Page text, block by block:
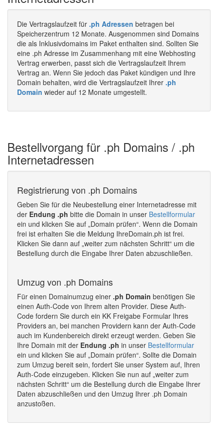
Die Vertragslaufzeit für .ph Adressen betragen bei
Speicherzentrum 12 Monate. Ausgenommen sind Domains
die als Inklusivdomains im Paket enthalten sind. Sollten Sie
eine .ph Adresse im Zusammenhang mit eine Webhosting
Vertrag erwerben, passt sich die Vertragslaufzeit Ihrem
Vertrag an. Wenn Sie jedoch das Paket kündigen und Ihre
Domain behalten, wird die Vertragslaufzeit Ihrer .ph
Domain wieder auf 12 Monate umgestellt.
Bestellvorgang für .ph Domains / .ph
Internetadressen
Registrierung von .ph Domains
Geben Sie für die Neubestellung einer Internetadresse mit
der Endung .ph bitte die Domain in unser Bestellformular
ein und klicken Sie auf „Domain prüfen“. Wenn die Domain
frei ist erhalten Sie die Meldung IhreDomain.ph ist frei.
Klicken Sie dann auf „weiter zum nächsten Schritt“ um die
Bestellung durch die Eingabe Ihrer Daten abzuschließen.
Umzug von .ph Domains
Für einen Domainumzug einer .ph Domain benötigen Sie
einen Auth-Code von Ihrem alten Provider. Diese Auth-
Code fordern Sie durch ein KK Freigabe Formular Ihres
Providers an, bei manchen Providern kann der Auth-Code
auch im Kundenbereich direkt erzeugt werden. Geben Sie
Ihre Domain mit der Endung .ph in unser Bestellformular
ein und klicken Sie auf „Domain prüfen“. Sollte die Domain
zum Umzug bereit sein, fordert Sie unser System auf, Ihren
Auth-Code einzugeben. Klicken Sie nun auf „weiter zum
nächsten Schritt“ um die Bestellung durch die Eingabe Ihrer
Daten abzuschließen und den Umzug Ihrer .ph Domain
anzustoßen.